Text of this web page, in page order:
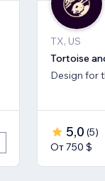
TX, US
Tortoise
Design for
5,0 (5)
От 750 $